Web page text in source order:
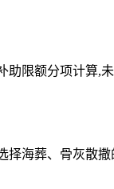
限额分项计算,
葬、骨灰散撒